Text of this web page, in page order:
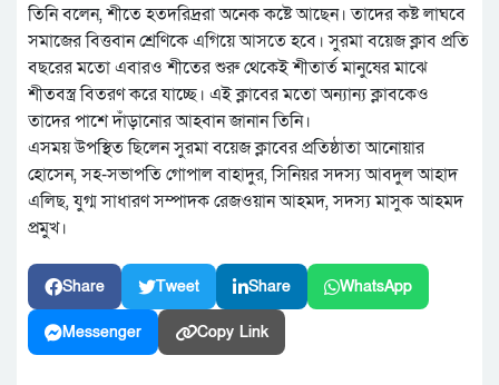
তিনি বলেন, শীতে হতদরিদ্ররা অনেক কষ্টে আছেন। তাদের কষ্ট লাঘবে
সমাজের বিত্তবান শ্রেণিকে এগিয়ে আসতে হবে। সুরমা বয়েজ ক্লাব প্রতি
বছরের মতো এবারও শীতের শুরু থেকেই শীতার্ত মানুষের মাঝে
শীতবস্ত্র বিতরণ করে যাচ্ছে। এই ক্লাবের মতো অন্যান্য ক্লাবকেও
তাদের পাশে দাঁড়ানোর আহবান জানান তিনি।
এসময় উপস্থিত ছিলেন সুরমা বয়েজ ক্লাবের প্রতিষ্ঠাতা আনোয়ার
হোসেন, সহ-সভাপতি গোপাল বাহাদুর, সিনিয়র সদস্য আবদুল আহাদ
এলিছ, যুগ্ম সাধারণ সম্পাদক রেজওয়ান আহমদ, সদস্য মাসুক আহমদ
প্রমুখ।
Share Tweet Share WhatsApp
Messenger Copy Link